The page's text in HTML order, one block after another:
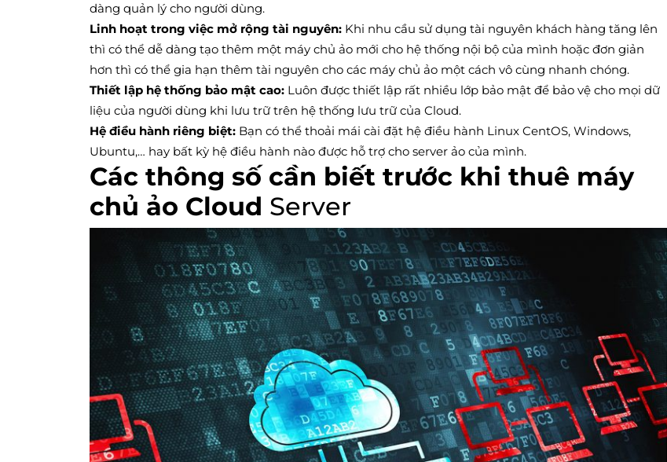
dàng quản lý cho người dùng.
Linh hoạt trong việc mở rộng tài nguyên: Khi nhu cầu sử dụng tài nguyên khách hàng tăng lên
thì có thể dễ dàng tạo thêm một máy chủ ảo mới cho hệ thống nội bộ của mình hoặc đơn giản
hơn thì có thể gia hạn thêm tài nguyên cho các máy chủ ảo một cách vô cùng nhanh chóng.
Thiết lập hệ thống bảo mật cao: Luôn được thiết lập rất nhiều lớp bảo mật để bảo vệ cho mọi dữ
liệu của người dùng khi lưu trữ trên hệ thống lưu trữ của Cloud.
Hệ điều hành riêng biệt: Bạn có thể thoải mái cài đặt hệ điều hành Linux CentOS, Windows,
Ubuntu,… hay bất kỳ hệ điều hành nào được hỗ trợ cho server ảo của mình.
Các thông số cần biết trước khi thuê máy
chủ ảo Cloud Server